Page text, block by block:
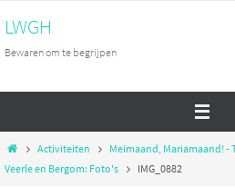
naar
de
LWGH
Bewaren om te begrijpen
HomeActiviteiten
Meimaand, Mariamaand! -
Veerle en Bergom: Foto's
IMG_0882